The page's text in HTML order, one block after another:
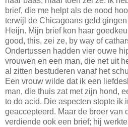
brief, die me helpt als de nood
terwijl de Chicagoans geld
Heijn. Mijn brief kon haar
good, this, zei ze, by way of
Ondertussen hadden vier ouwe
vrouwen en een man, die net uit
al zitten bestuderen vanaf het
Een vrouw wilde dat ik een
man, die thuis zat met zijn hond,
to do acid. Die aspecten stopte ik
geaccepteerd. Maar de broer van
verdiende ook een brief; hij